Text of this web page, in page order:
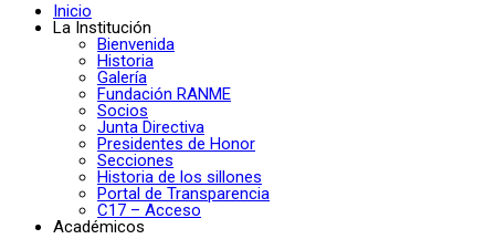
Inicio
La Institución
Bienvenida
Historia
Galería
Fundación RANME
Socios
Junta Directiva
Presidentes de Honor
Secciones
Historia de los sillones
Portal de Transparencia
C17 – Acceso
Académicos